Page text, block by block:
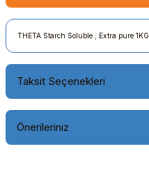
THETA Starch Soluble ; Extra pure 1KG
Taksit Seçenekleri
Önerileriniz